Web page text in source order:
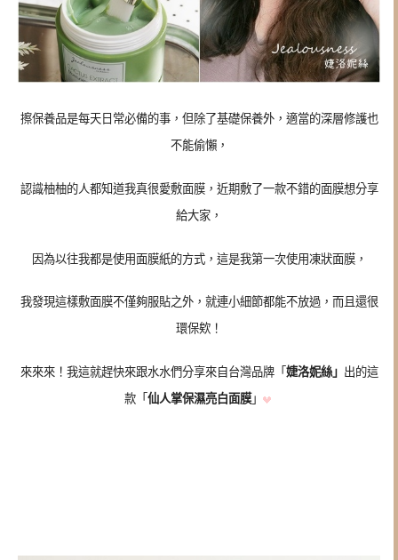
擦保養品是每天日常必備的事，但除了基礎保養外，適當的深層修護也
不能偷懶，
認識柚柚的人都知道我真很愛敷面膜，近期敷了一款不錯的面膜想分享
給大家，
因為以往我都是使用面膜紙的方式，這是我第一次使用凍狀面膜，
我發現這樣敷面膜不僅夠服貼之外，就連小細節都能不放過，而且還很
環保欸！
來來來！我這就趕快來跟水水們分享來自台灣品牌「 婕洛妮絲」 出的這
款「 仙人掌保濕亮白面膜」